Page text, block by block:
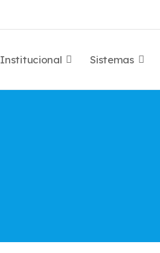
Institucional Sistemas